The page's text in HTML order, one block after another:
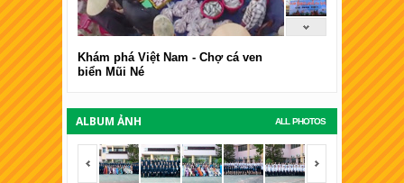
Khám phá Việt Nam - Chợ cá ven
biển Mũi Né
ALL PHOTOS
ALBUM ẢNH
<span></span> <span></